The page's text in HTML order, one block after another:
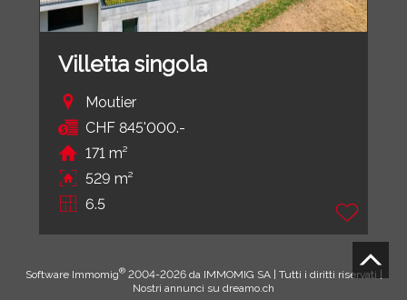
Villetta singola
Moutier
CHF 845'000.-
171 m²
529 m²
6.5
Software Immomig®2004-2026 da IMMOMIG SA | Tutti i diritti riservati |
Nostri annunci su dreamo.ch